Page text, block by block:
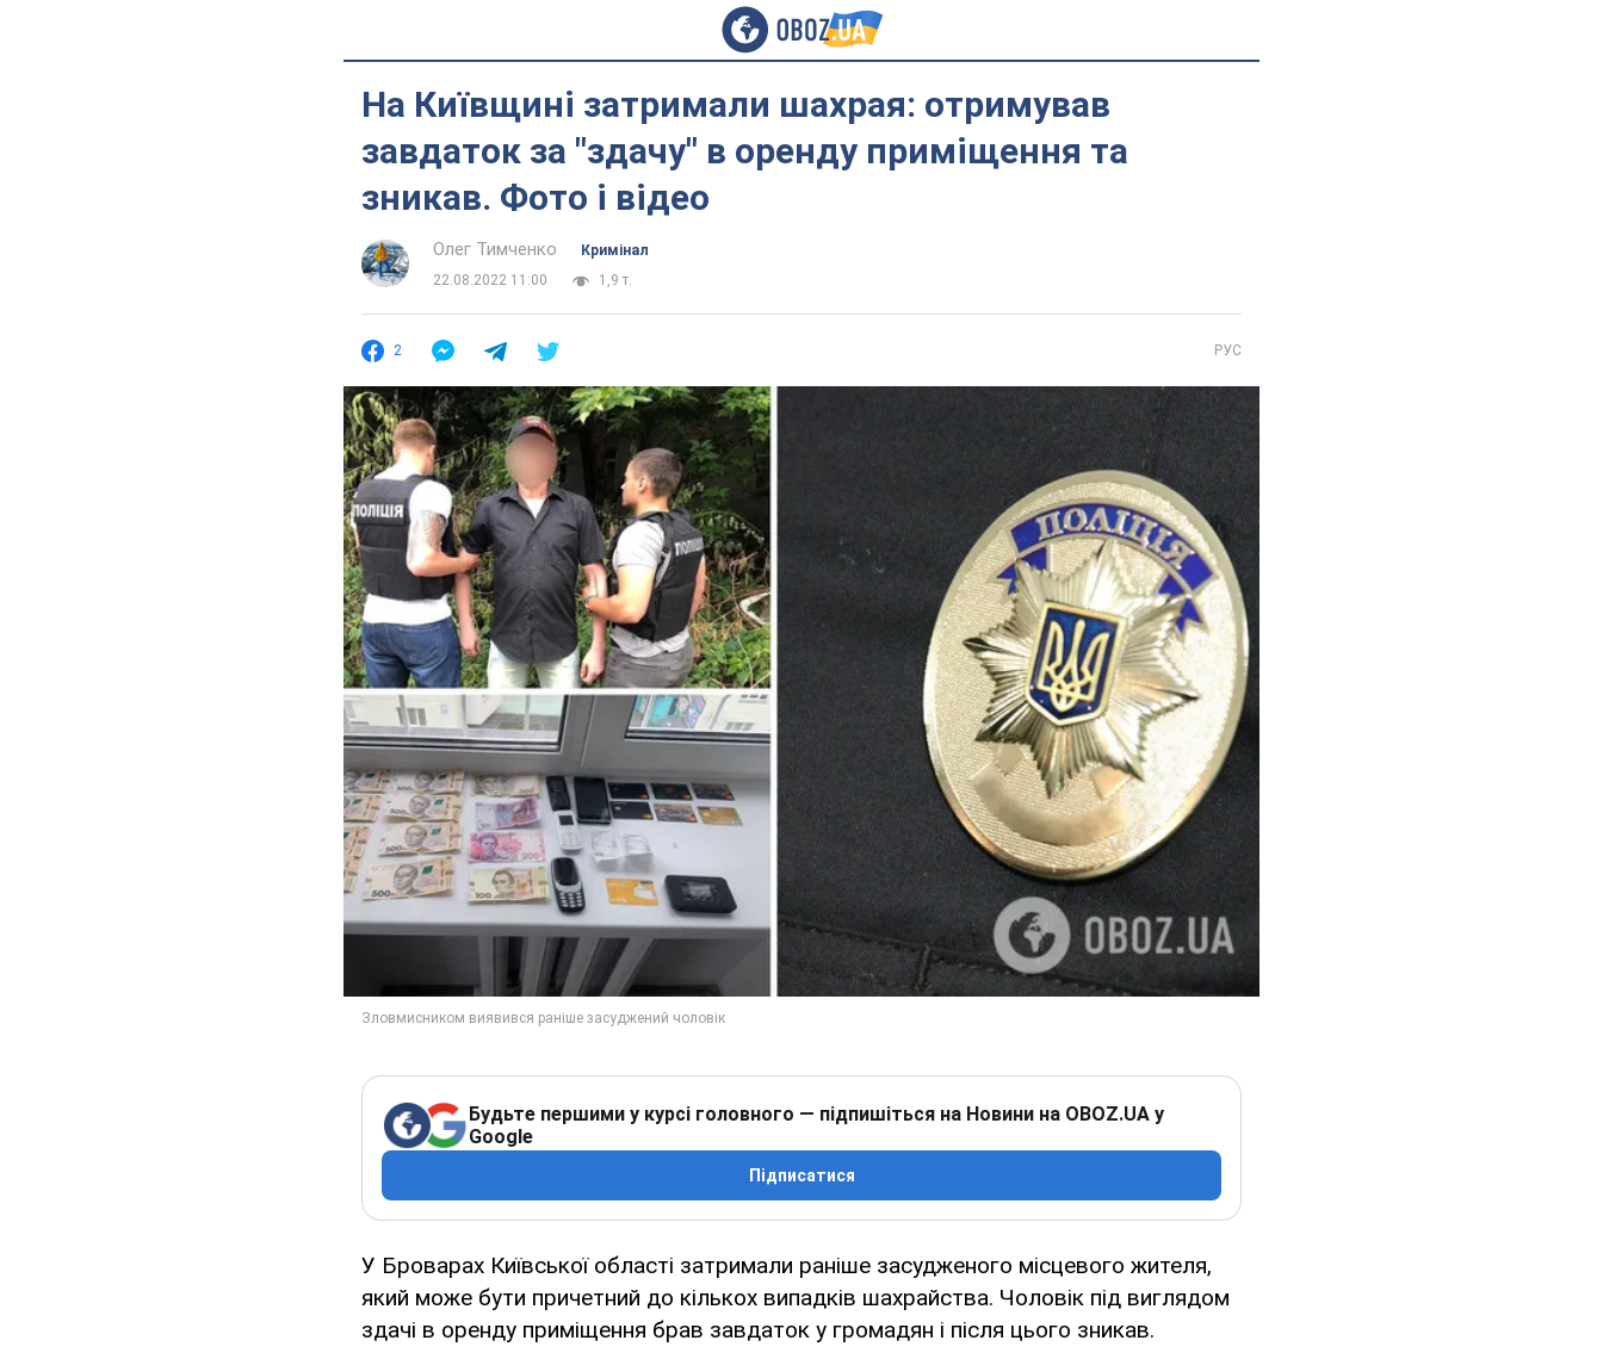
На Київщині затримали шахрая: отримував
завдаток за "здачу" в оренду приміщення та
зникав. Фото і відео
Олег Тимченко
Кримінал
22.08.2022 11:00
1,9 т.
2 РУС
Будьте першими у курсі головного — підпишіться на Новини на OBOZ.UA у
Google
Підписатися
У Броварах Київської області затримали раніше засудженого місцевого жителя,
який може бути причетний до кількох випадків шахрайства. Чоловік під виглядом
здачі в оренду приміщення брав завдаток у громадян і після цього зникав.